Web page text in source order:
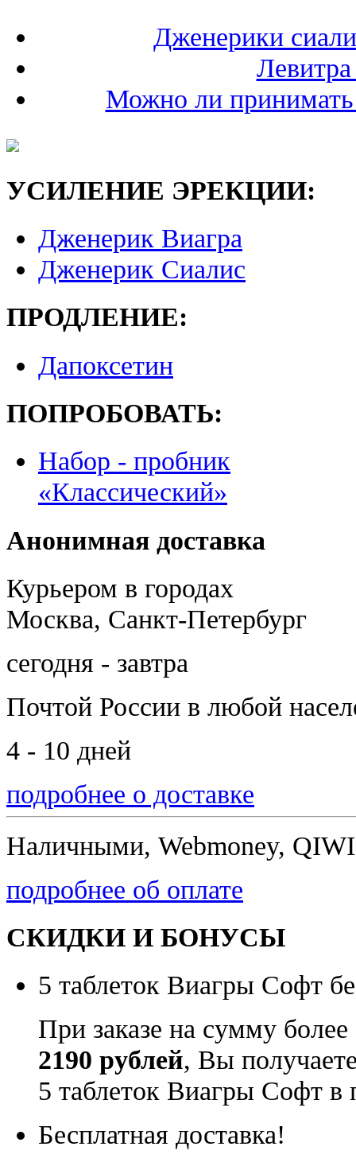
Дженерики
Можно ли принимать
УСИЛЕНИЕ ЭРЕКЦИИ:
Дженерик Виагра
Дженерик Сиалис
ПРОДЛЕНИЕ:
Дапоксетин
ПОПРОБОВАТЬ:
Набор - пробник
«Классический»
Анонимная доставка
Курьером в городах
Москва, Санкт-Петербург
сегодня - завтра
Почтой России в любой
4 - 10 дней
подробнее о доставке
Наличными, Webmoney,
подробнее об оплате
СКИДКИ И БОНУСЫ
5 таблеток Виагры Софт
При заказе на сумму более
2190 рублей, Вы
5 таблеток Виагры Софт в
Бесплатная доставка!